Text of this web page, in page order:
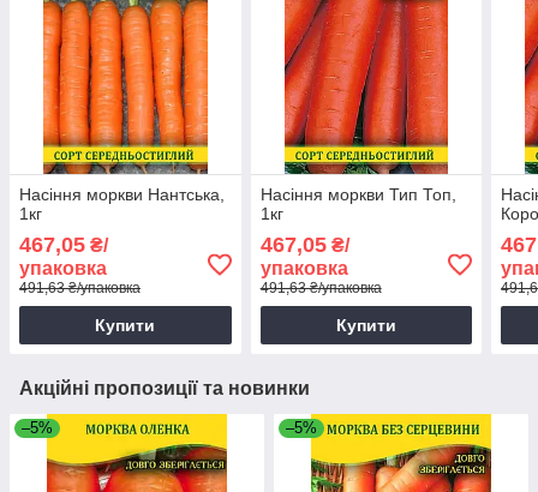
Насіння моркви Нантська,
1кг
467,05 ₴/
упаковка
491,63 ₴/упаковка
Купити
Насіння моркви Тип Топ,
1кг
467,05₴/
упаковка
491,63 ₴/упаковка
Купити
Акційні пропозиції та новинки
–5% –5%